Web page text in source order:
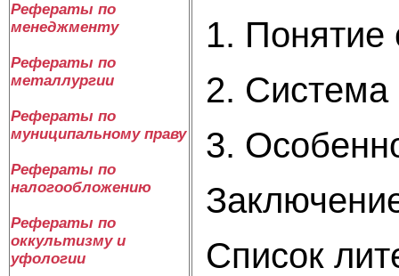
Рефераты по
менеджменту
Рефераты по
металлургии
Рефераты по
муниципальному праву
Рефераты по
налогообложению
Рефераты по
оккультизму и
уфологии
1. Понятие
2.
3.
Список